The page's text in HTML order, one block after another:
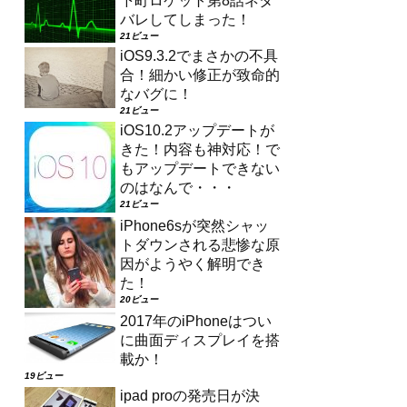
バレしてしまった！
21ビュー
iOS9.3.2でまさかの不具
合！細かい修正が致命的
なバグに！
21ビュー
iOS10.2アップデートが
きた！内容も神対応！で
もアップデートできない
のはなんで・・・
21ビュー
iPhone6sが突然シャッ
トダウンされる悲惨な原
因がようやく解明でき
た！
20ビュー
2017年のiPhoneはつい
に曲面ディスプレイを搭
載か！
19ビュー
ipad proの発売日が決